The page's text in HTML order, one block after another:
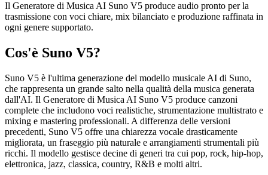
Il Generatore di Musica AI Suno V5 produce audio pronto per la
trasmissione con voci chiare, mix bilanciato e produzione raffinata in
ogni genere supportato.
Cos'è Suno V5?
Suno V5 è l'ultima generazione del modello musicale AI di Suno,
che rappresenta un grande salto nella qualità della musica generata
dall'AI. Il Generatore di Musica AI Suno V5 produce canzoni
complete che includono voci realistiche, strumentazione multistrato e
mixing e mastering professionali. A differenza delle versioni
precedenti, Suno V5 offre una chiarezza vocale drasticamente
migliorata, un fraseggio più naturale e arrangiamenti strumentali più
ricchi. Il modello gestisce decine di generi tra cui pop, rock, hip-hop,
elettronica, jazz, classica, country, R&B e molti altri.